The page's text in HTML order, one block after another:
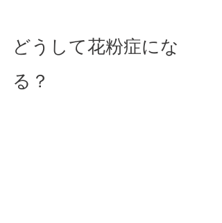
どうして花粉症にな
る？